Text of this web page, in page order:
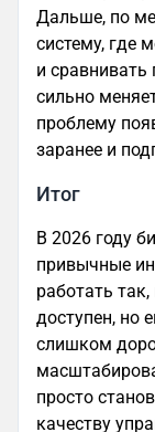
Дальше, по
систему, где
и
сильно
проблему
заранее и
Итог
В 2026 году
привычные
работать
доступен, но
слишком
просто
качеству